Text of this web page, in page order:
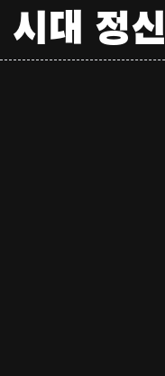
시대 정신